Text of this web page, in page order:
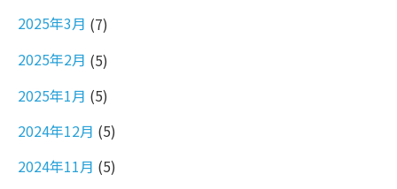
2025年3月 (7)
2025年2月 (5)
2025年1月 (5)
2024年12月 (5)
2024年11月 (5)